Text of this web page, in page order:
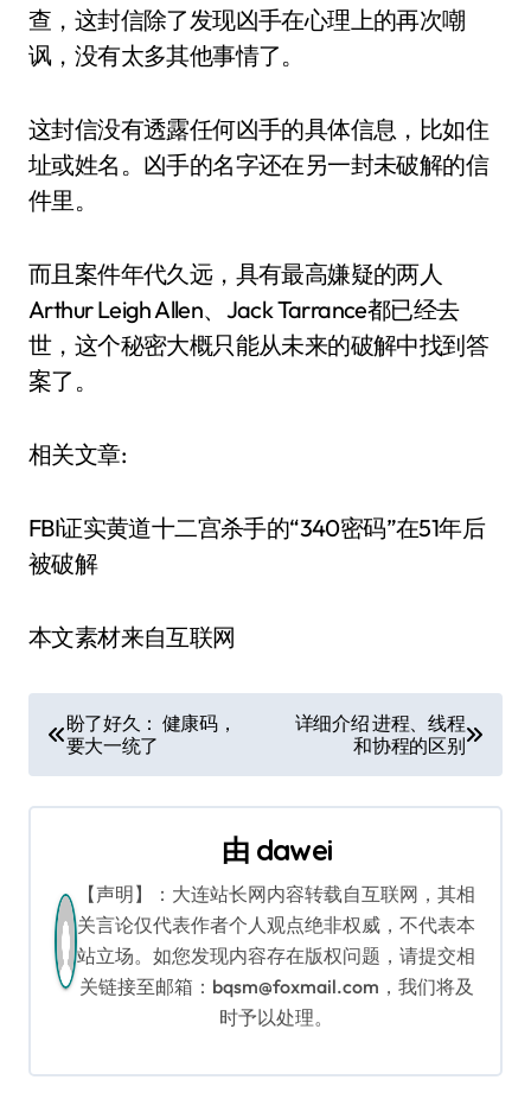
查，这封信除了发现凶手在心理上的再次嘲
讽，没有太多其他事情了。
这封信没有透露任何凶手的具体信息，比如住
址或姓名。凶手的名字还在另一封未破解的信
件里。
而且案件年代久远，具有最高嫌疑的两人
Arthur Leigh Allen、Jack Tarrance都已经去
世，这个秘密大概只能从未来的破解中找到答
案了。
相关文章:
FBI证实黄道十二宫杀手的“340密码”在51年后
被破解
本文素材来自互联网
文
章
导
盼了好久： 健康码，
要大一统了
详细介绍 进程、线程
和协程的区别
由 dawei
【声明】：大连站长网内容转载自互联网，其相
关言论仅代表作者个人观点绝非权威，不代表本
站立场。如您发现内容存在版权问题，请提交相
关链接至邮箱：bqsm@foxmail.com，我们将及
时予以处理。